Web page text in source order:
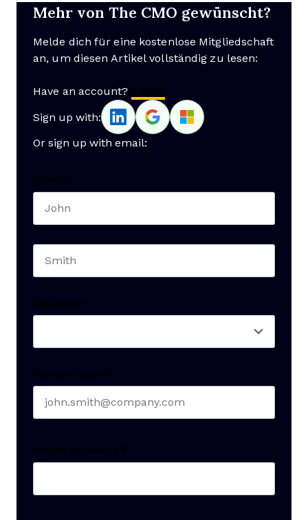
Mehr von The CMO gewünscht?
Melde dich für eine kostenlose Mitgliedschaft
an, um diesen Artikel vollständig zu lesen:
Have an account? Log In
Sign up with:
Or sign up with email:
Name *
Seniority *
Business email *
Create Password *